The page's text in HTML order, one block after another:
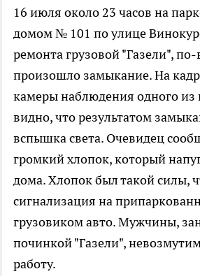
16 июля около 23 часов на
домом № 101 по улице
ремонта грузовой "Газели",
произошло замыкание. На
камеры наблюдения одного из
видно, что результатом
вспышка света. Очевидец
громкий хлопок, который
дома. Хлопок был такой силы,
сигнализация на
грузовиком авто. Мужчины,
починкой "Газели",
работу.